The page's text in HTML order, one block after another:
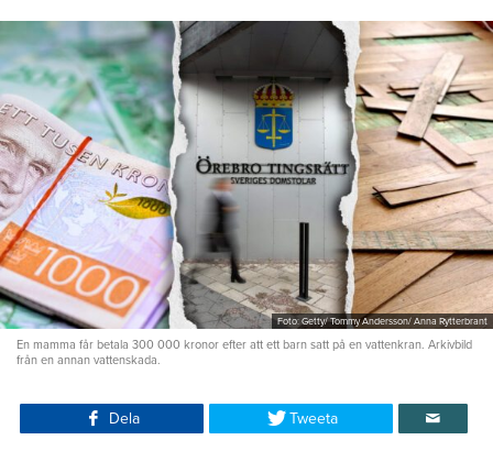
Foto: Getty/ Tommy Andersson/ Anna Rytterbrant
En mamma får betala 300 000 kronor efter att ett barn satt på en vattenkran. Arkivbild
från en annan vattenskada.
Dela Tweeta